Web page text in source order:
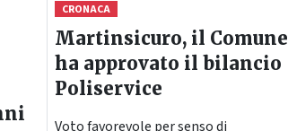
CRONACA
Martinsicuro, il Comune
ha approvato il bilancio
Poliservice
Voto favorevole per senso di